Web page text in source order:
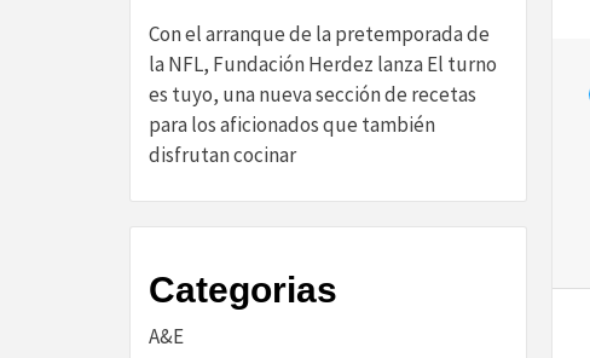
Con el arranque de la pretemporada de
la NFL, Fundación Herdez lanza El turno
es tuyo, una nueva sección de recetas
para los aficionados que también
disfrutan cocinar
Categorias
A&E